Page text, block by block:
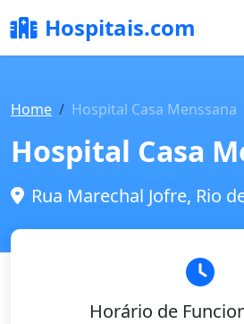
Hospitais.com
Home Hospital Casa Menssana
Hospital Casa
Rua Marechal Jofre, Rio
Horário de